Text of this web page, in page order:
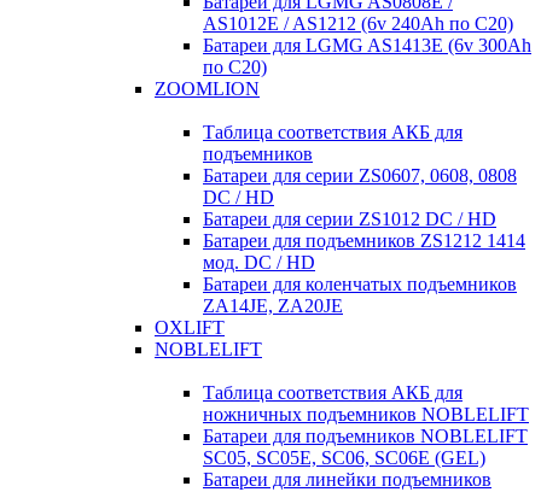
AS1012E / AS1212 (6v 240Ah по С20)
Батареи для LGMG AS1413E (6v 300Ah
по С20)
ZOOMLION
Таблица соответствия АКБ для
подъемников
Батареи для серии ZS0607, 0608, 0808
DC / HD
Батареи для серии ZS1012 DC / HD
Батареи для подъемников ZS1212 1414
мод. DC / HD
Батареи для коленчатых подъемников
ZA14JE, ZA20JE
OXLIFT
NOBLELIFT
Таблица соответствия АКБ для
ножничных подъемников NOBLELIFT
Батареи для подъемников NOBLELIFT
SC05, SC05E, SC06, SC06E (GEL)
Батареи для линейки подъемников